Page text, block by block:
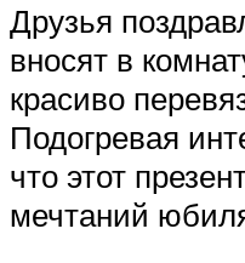
Друзья
вносят в
красиво
Подогревая
что этот
мечтаний